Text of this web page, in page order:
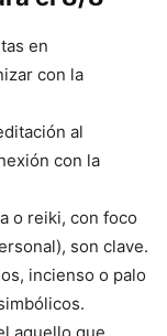
en
con la
al
con la
o reiki, con foco
son clave.
incienso o palo